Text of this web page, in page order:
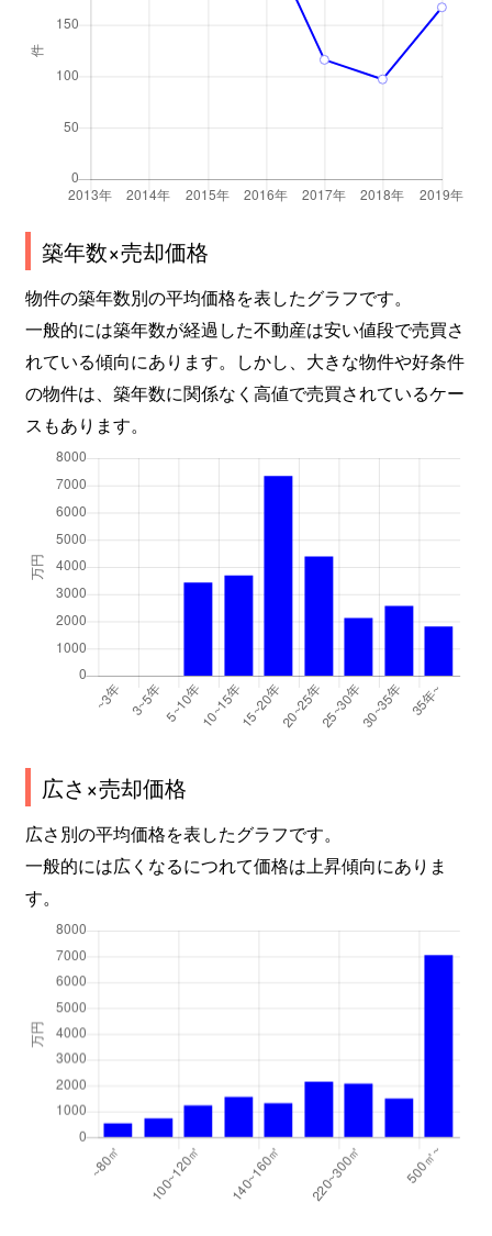
築年数×売却価格
物件の築年数別の平均価格を表したグラフです。
一般的には築年数が経過した不動産は安い値段で売買さ
れている傾向にあります。しかし、大きな物件や好条件
の物件は、築年数に関係なく高値で売買されているケー
スもあります。
広さ×売却価格
広さ別の平均価格を表したグラフです。
一般的には広くなるにつれて価格は上昇傾向にありま
す。